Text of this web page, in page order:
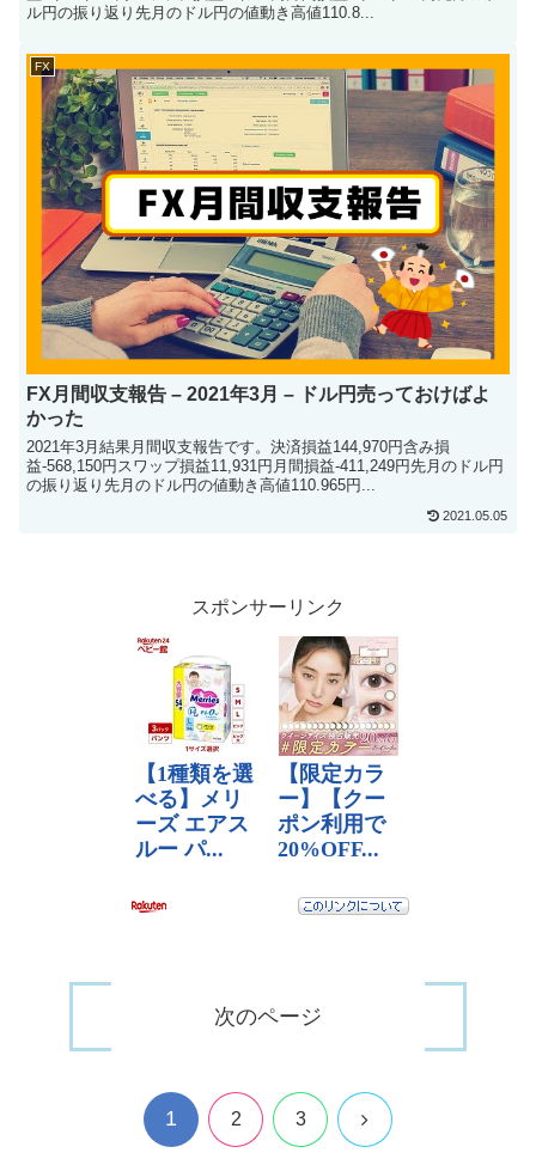
ル円の振り返り先月のドル円の値動き高値110.8...
FX
FX月間収支報告 – 2021年3月 – ドル円売っておけばよ
かった
2021年3月結果月間収支報告です。決済損益144,970円含み損
益-568,150円スワップ損益11,931円月間損益-411,249円先月のドル円
の振り返り先月のドル円の値動き高値110.965円...
2021.05.05
スポンサーリンク
次のページ
1 2 3 次